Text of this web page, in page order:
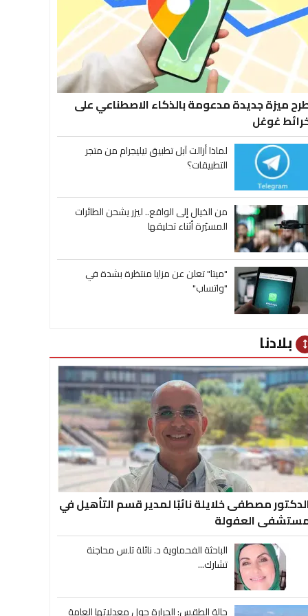
ميزة جديدة مدعومة بالذكاء الاصطناعي على
غوغل
لماذا أزالت آبل تطبيق تيليجرام من متجر
التطبيقات؟
من الخيال إلى الواقع.. ليزر يشحن الطائرات
المسيّرة أثناء تحليقها
"ميتا" تعلن عن مزايا منتظرة بشدة في
"واتساب"
height بلادنا
مصطفى خلايلة نائبًا لمدير قسم التأهيل في
العفولة
الباحثة الفحماوية د. نائلة تلس محاجنة
تشارك...
حالة الطقس: الحرارة حول معدلاتها العامة